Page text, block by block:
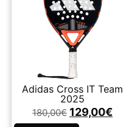
Adidas Cross IT Team
2025
180,00€ 129,00€